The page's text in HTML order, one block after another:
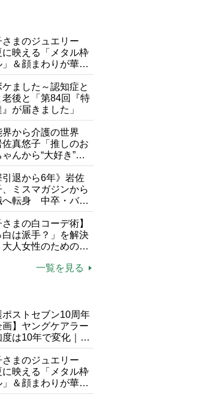
ジャー
バイバル術
便利なサービス
さまのジュエリー
に映える「メタル枠
＆顔まわりが華や
れる一粒」の使い分
ケました～認知症と
老後と「第84回『特
が届きました」
界から介護の世界
佐真悠子「推しのお
んから“大好き”を
る」理不尽さも吹き
りがい”、介護の現
愛おしい」
引退から6年》岩佐
ミスマガジンから
へ転身 中卒・バイ
ゼロの彼女が見つけ
所”「社会の役に立
ら自分らしくいられ
さまの白コーデ術】
白は派手？」を解決
人女性のための上
一覧を見る
ポストセブン10周年
画】ヤングケアラー
は10年で変化｜流
賞にノミネート、法
明記されたが果たし
は？
さまのジュエリー
に映える「メタル枠
＆顔まわりが華や
れる一粒」の使い分